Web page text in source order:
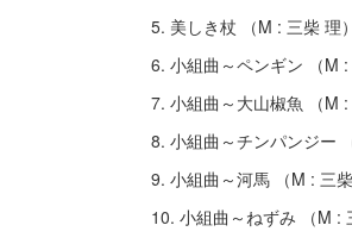
5. 美しき杖 （M : 三柴 理）
6. 小組曲～ペンギン （M :
7. 小組曲～大山椒魚 （M :
8. 小組曲～チンパンジー
9. 小組曲～河馬 （M : 三柴
10. 小組曲～ねずみ （M :